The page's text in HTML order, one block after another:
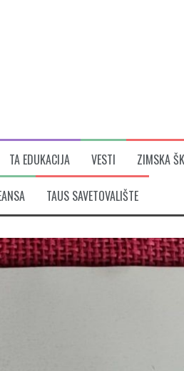
TA EDUKACIJA VESTI ZIMSKA
TAUS SAVETOVALIŠTE